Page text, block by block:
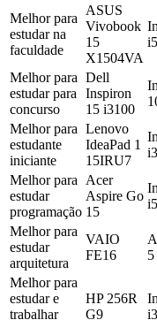
Melhor para
estudar na
faculdade
ASUS
Vivobook
15
X1504VA
Melhor para
estudar para
concurso
Dell
Inspiron
15 i3100
Melhor para
estudante
iniciante
Lenovo
IdeaPad 1
15IRU7
Melhor para
estudar
programação
Acer
Aspire Go
15
Melhor para
estudar
arquitetura
VAIO
FE16
Melhor para
estudar e
trabalhar
HP 256R
G9